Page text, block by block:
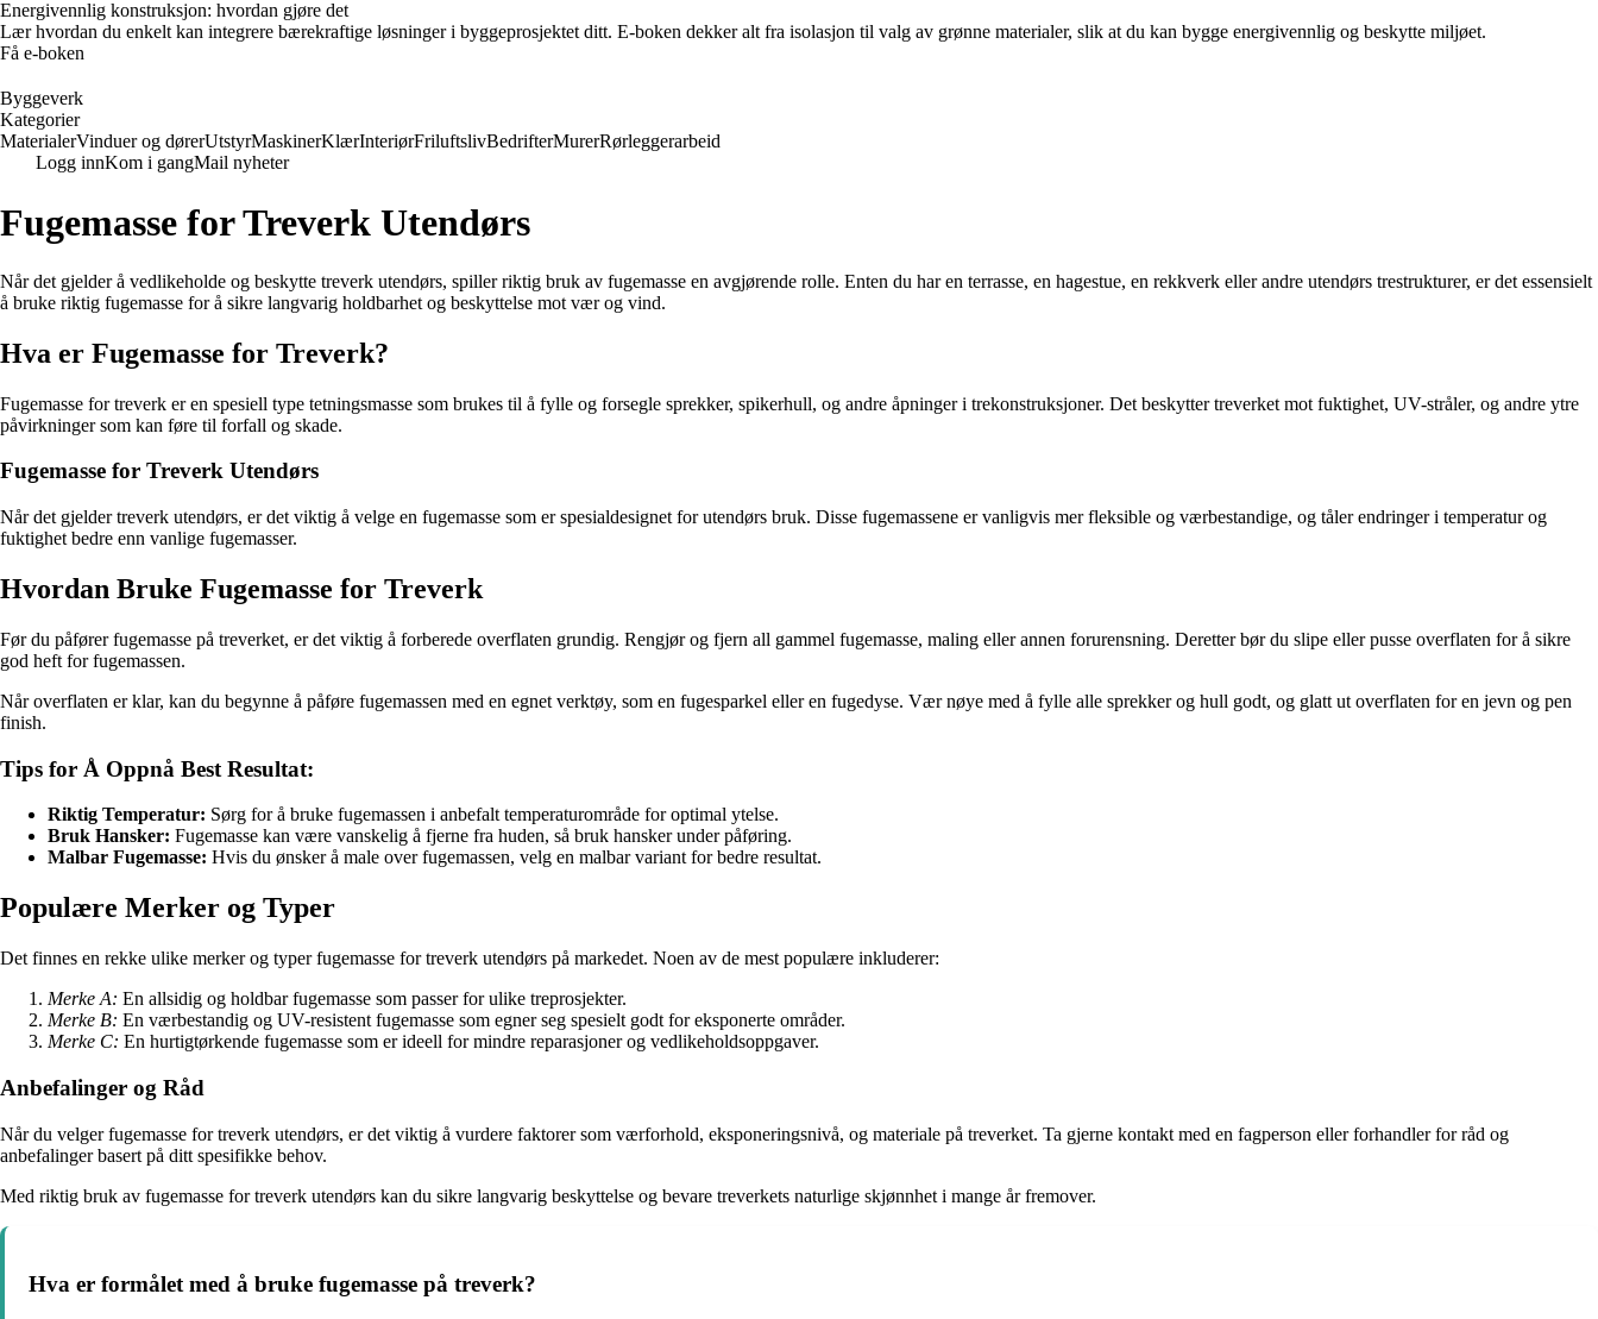
Energivennlig konstruksjon: hvordan gjøre det
Lær hvordan du enkelt kan integrere bærekraftige løsninger i byggeprosjektet ditt. E-boken dekker alt fra isolasjon til valg av grønne materialer, slik at du kan bygge energivennlig og beskytte miljøet.
Få e-boken
Byggeverk
Kategorier
MaterialerVinduer og dørerUtstyrMaskinerKlærInteriørFriluftslivBedrifterMurerRørleggerarbeid
Logg innKom i gangMail nyheter
Fugemasse for Treverk Utendørs
Når det gjelder å vedlikeholde og beskytte treverk utendørs, spiller riktig bruk av fugemasse en avgjørende rolle. Enten du har en terrasse, en hagestue, en rekkverk eller andre utendørs trestrukturer, er det essensielt
å bruke riktig fugemasse for å sikre langvarig holdbarhet og beskyttelse mot vær og vind.
Hva er Fugemasse for Treverk?
Fugemasse for treverk er en spesiell type tetningsmasse som brukes til å fylle og forsegle sprekker, spikerhull, og andre åpninger i trekonstruksjoner. Det beskytter treverket mot fuktighet, UV-stråler, og andre ytre
påvirkninger som kan føre til forfall og skade.
Fugemasse for Treverk Utendørs
Når det gjelder treverk utendørs, er det viktig å velge en fugemasse som er spesialdesignet for utendørs bruk. Disse fugemassene er vanligvis mer fleksible og værbestandige, og tåler endringer i temperatur og
fuktighet bedre enn vanlige fugemasser.
Hvordan Bruke Fugemasse for Treverk
Før du påfører fugemasse på treverket, er det viktig å forberede overflaten grundig. Rengjør og fjern all gammel fugemasse, maling eller annen forurensning. Deretter bør du slipe eller pusse overflaten for å sikre
god heft for fugemassen.
Når overflaten er klar, kan du begynne å påføre fugemassen med en egnet verktøy, som en fugesparkel eller en fugedyse. Vær nøye med å fylle alle sprekker og hull godt, og glatt ut overflaten for en jevn og pen
finish.
Tips for Å Oppnå Best Resultat:
Riktig Temperatur: Sørg for å bruke fugemassen i anbefalt temperaturområde for optimal ytelse.
Bruk Hansker: Fugemasse kan være vanskelig å fjerne fra huden, så bruk hansker under påføring.
Malbar Fugemasse: Hvis du ønsker å male over fugemassen, velg en malbar variant for bedre resultat.
Populære Merker og Typer
Det finnes en rekke ulike merker og typer fugemasse for treverk utendørs på markedet. Noen av de mest populære inkluderer:
Merke A: En allsidig og holdbar fugemasse som passer for ulike treprosjekter.
Merke B: En værbestandig og UV-resistent fugemasse som egner seg spesielt godt for eksponerte områder.
Merke C: En hurtigtørkende fugemasse som er ideell for mindre reparasjoner og vedlikeholdsoppgaver.
Anbefalinger og Råd
Når du velger fugemasse for treverk utendørs, er det viktig å vurdere faktorer som værforhold, eksponeringsnivå, og materiale på treverket. Ta gjerne kontakt med en fagperson eller forhandler for råd og
anbefalinger basert på ditt spesifikke behov.
Med riktig bruk av fugemasse for treverk utendørs kan du sikre langvarig beskyttelse og bevare treverkets naturlige skjønnhet i mange år fremover.
Hva er formålet med å bruke fugemasse på treverk?